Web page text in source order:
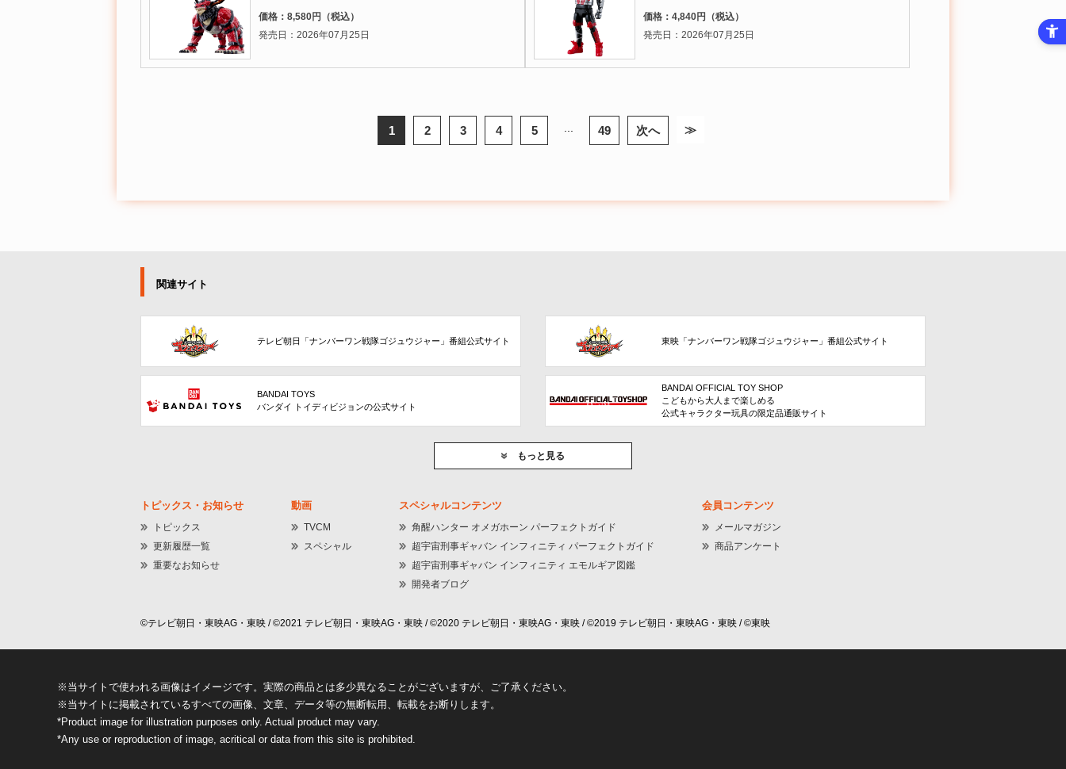
価格：8,580円（税込）
発売日：2026年07月25日
価格：4,840円（税込）
発売日：2026年07月25日
1 2 3 4 5 49 次へ ≫
関連サイト
テレビ朝日「ナンバーワン戦隊ゴジュウジャー」番組公式サイト 東映「ナンバーワン戦隊ゴジュウジャー」番組公式サイト
BANDAI TOYS
バンダイ トイディビジョンの公式サイト
BANDAI OFFICIAL TOY SHOP
こどもから大人まで楽しめる
公式キャラクター玩具の限定品通販サイト
もっと見る
トピックス・お知らせ
トピックス
更新履歴一覧
重要なお知らせ
動画
TVCM
スペシャル
スペシャルコンテンツ
角醒ハンター オメガホーン パーフェクトガイド
超宇宙刑事ギャバン インフィニティ パーフェクトガイド
超宇宙刑事ギャバン インフィニティ エモルギア図鑑
開発者ブログ
会員コンテンツ
メールマガジン
商品アンケート
©テレビ朝日・東映AG・東映 / ©2021 テレビ朝日・東映AG・東映 / ©2020 テレビ朝日・東映AG・東映 / ©2019 テレビ朝日・東映AG・東映 / ©東映
※当サイトで使われる画像はイメージです。実際の商品とは多少異なることがございますが、ご了承ください。
※当サイトに掲載されているすべての画像、文章、データ等の無断転用、転載をお断りします。
*Product image for illustration purposes only. Actual product may vary.
*Any use or reproduction of image, acritical or data from this site is prohibited.